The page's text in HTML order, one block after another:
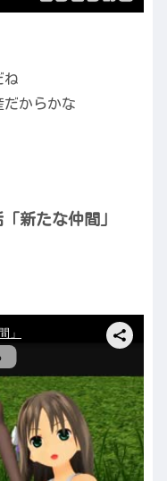
ね
だからかな
新たな仲間」